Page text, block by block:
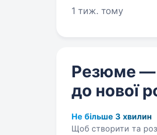
1 тиж. тому
Резюме —
до нової
Не більше 3 хвилин
Щоб створити та